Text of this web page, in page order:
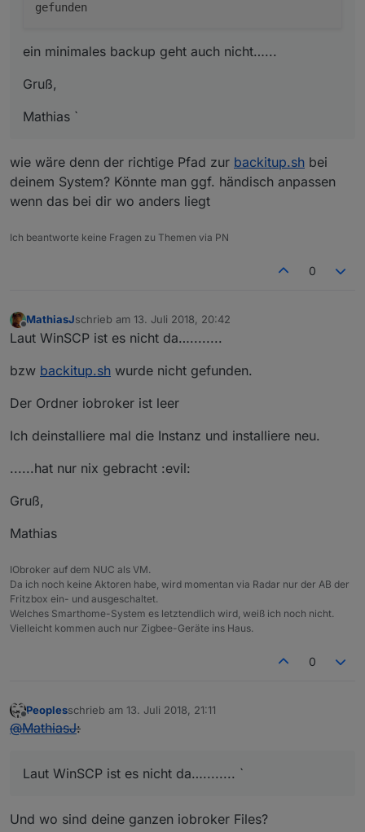
gefunden
ein minimales backup geht auch nicht…...
Gruß,
Mathias `
wie wäre denn der richtige Pfad zur backitup.sh bei
deinem System? Könnte man ggf. händisch anpassen
wenn das bei dir wo anders liegt
Ich beantworte keine Fragen zu Themen via PN
0
Offline
MathiasJschrieb am 13. Juli 2018, 20:42
zuletzt editiert von
Laut WinSCP ist es nicht da…........
bzw backitup.sh wurde nicht gefunden.
Der Ordner iobroker ist leer
Ich deinstalliere mal die Instanz und installiere neu.
......hat nur nix gebracht :evil:
Gruß,
Mathias
IObroker auf dem NUC als VM.
Da ich noch keine Aktoren habe, wird momentan via Radar nur der AB der
Fritzbox ein- und ausgeschaltet.
Welches Smarthome-System es letztendlich wird, weiß ich noch nicht.
Vielleicht kommen auch nur Zigbee-Geräte ins Haus.
0
Offline
Peoplesschrieb am 13. Juli 2018, 21:11
zuletzt editiert von
@MathiasJ:
Laut WinSCP ist es nicht da…........ `
Und wo sind deine ganzen iobroker Files?